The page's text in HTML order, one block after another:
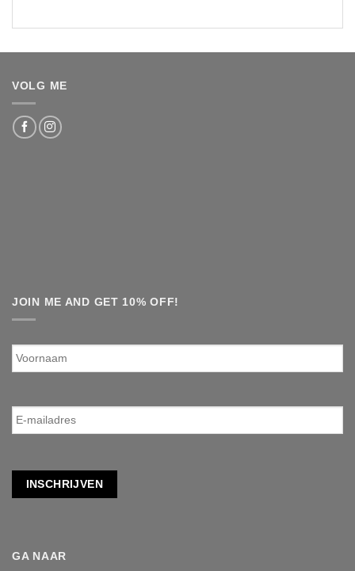
VOLG ME
JOIN ME AND GET 10% OFF!
Voornaam
E-
mailadres *
INSCHRIJVEN
GA NAAR